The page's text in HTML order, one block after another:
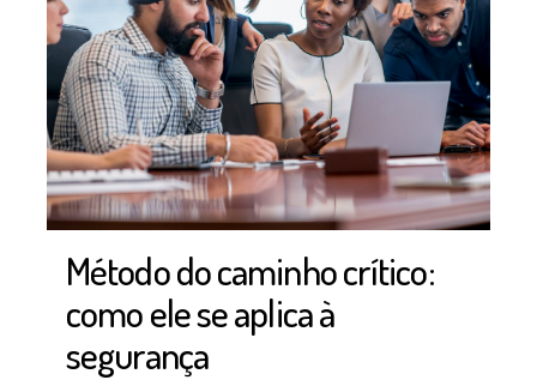
Método do caminho crítico:
como ele se aplica à
segurança